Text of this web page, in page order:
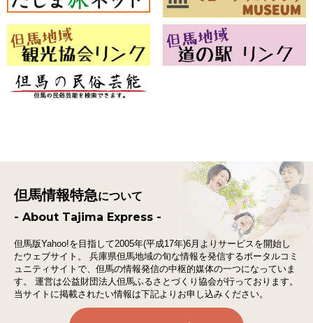
但馬情報特急について
- About Tajima Express -
但馬版Yahoo!を目指して2005年(平成17年)6月よりサービスを開始し
たウェブサイト。
兵庫県但馬地域の旬な情報を発信するポータルコミ
ュニティサイトで、 但馬の情報発信の中枢的媒体の一つになっていま
す。
運営は公益財団法人但馬ふるさとづくり協会が行っております。
当サイトに掲載されたい情報は下記よりお申し込みください。